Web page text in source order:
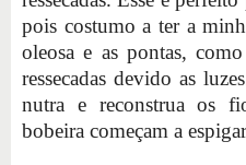
pois costumo a ter a
oleosa e as pontas,
ressecadas devido as
nutra e reconstrua os
bobeira começam a